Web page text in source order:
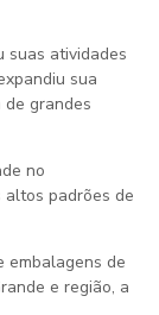
suas atividades
sua
grandes
no
altos padrões de
embalagens de
e região, a